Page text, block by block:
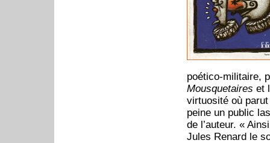
poético-militaire,
Mousquetaires et
virtuosité où
peine un public
de l’auteur. «
Jules Renard le